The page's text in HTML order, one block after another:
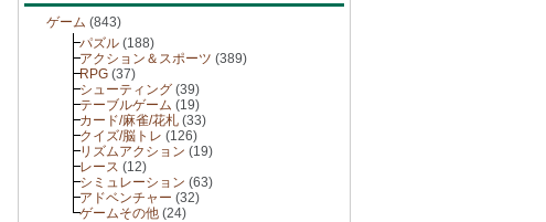
ゲーム (843)
パズル (188)
アクション＆スポーツ (389)
RPG (37)
シューティング (39)
テーブルゲーム (19)
カード/麻雀/花札 (33)
クイズ/脳トレ (126)
リズムアクション (19)
レース (12)
シミュレーション (63)
アドベンチャー (32)
ゲームその他 (24)